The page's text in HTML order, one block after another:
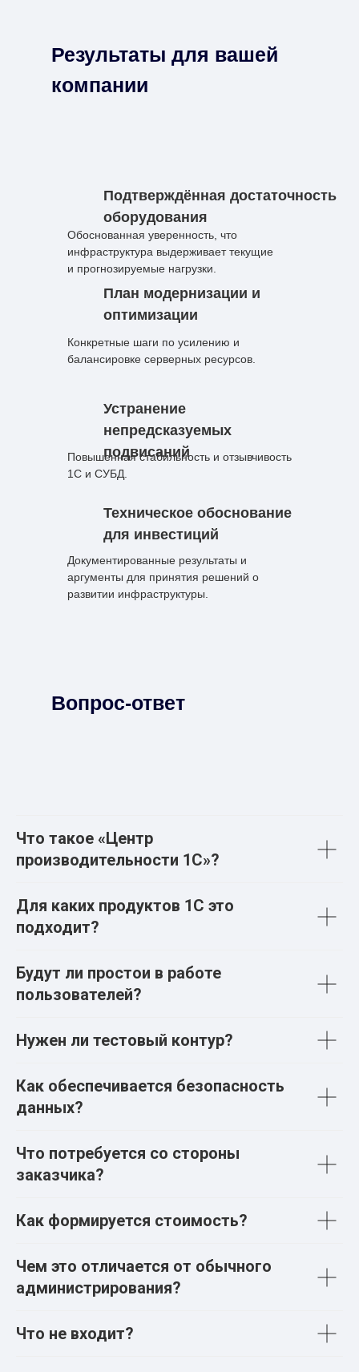
Результаты для вашей
компании
Подтверждённая достаточность
оборудования
Обоснованная уверенность, что
инфраструктура выдерживает текущие
и прогнозируемые нагрузки.
План модернизации и
оптимизации
Конкретные шаги по усилению и
балансировке серверных ресурсов.
Устранение
непредсказуемых
подвисаний
Повышенная стабильность и отзывчивость
1С и СУБД.
Техническое обоснование
для инвестиций
Документированные результаты и
аргументы для принятия решений о
развитии инфраструктуры.
Вопрос-ответ
Что такое «Центр
производительности 1С»?
Для каких продуктов 1С это
подходит?
Будут ли простои в работе
пользователей?
Нужен ли тестовый контур?
Как обеспечивается безопасность
данных?
Что потребуется со стороны
заказчика?
Как формируется стоимость?
Чем это отличается от обычного
администрирования?
Что не входит?